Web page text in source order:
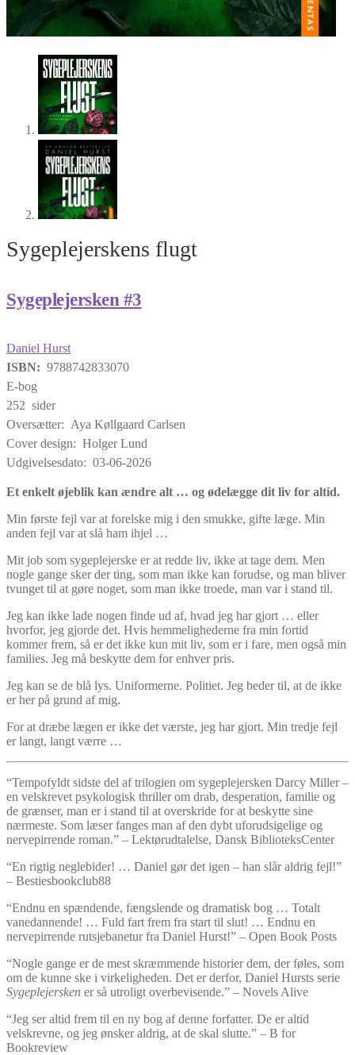
Sygeplejerskens flugt
Sygeplejersken #3
Daniel Hurst
ISBN: 9788742833070
E-bog
252 sider
Oversætter: Aya Køllgaard Carlsen
Cover design: Holger Lund
Udgivelsesdato: 03-06-2026
Et enkelt øjeblik kan ændre alt … og ødelægge dit liv for altid.
Min første fejl var at forelske mig i den smukke, gifte læge. Min
anden fejl var at slå ham ihjel …
Mit job som sygeplejerske er at redde liv, ikke at tage dem. Men
nogle gange sker der ting, som man ikke kan forudse, og man bliver
tvunget til at gøre noget, som man ikke troede, man var i stand til.
Jeg kan ikke lade nogen finde ud af, hvad jeg har gjort … eller
hvorfor, jeg gjorde det. Hvis hemmelighederne fra min fortid
kommer frem, så er det ikke kun mit liv, som er i fare, men også min
families. Jeg må beskytte dem for enhver pris.
Jeg kan se de blå lys. Uniformerne. Politiet. Jeg beder til, at de ikke
er her på grund af mig.
For at dræbe lægen er ikke det værste, jeg har gjort. Min tredje fejl
er langt, langt værre …
“Tempofyldt sidste del af trilogien om sygeplejersken Darcy Miller –
en velskrevet psykologisk thriller om drab, desperation, familie og
de grænser, man er i stand til at overskride for at beskytte sine
nærmeste. Som læser fanges man af den dybt uforudsigelige og
nervepirrende roman.” – Lektørudtalelse, Dansk BiblioteksCenter
“En rigtig neglebider! … Daniel gør det igen – han slår aldrig fejl!”
– Bestiesbookclub88
“Endnu en spændende, fængslende og dramatisk bog … Totalt
vanedannende! … Fuld fart frem fra start til slut! … Endnu en
nervepirrende rutsjebanetur fra Daniel Hurst!” – Open Book Posts
“Nogle gange er de mest skræmmende historier dem, der føles, som
om de kunne ske i virkeligheden. Det er derfor, Daniel Hursts serie
Sygeplejersken er så utroligt overbevisende.” – Novels Alive
“Jeg ser altid frem til en ny bog af denne forfatter. De er altid
velskrevne, og jeg ønsker aldrig, at de skal slutte.” – B for
Bookreview